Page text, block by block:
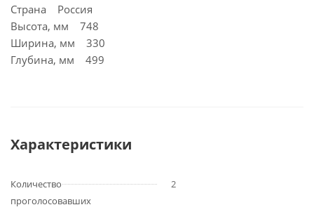
Страна Россия
Высота, мм 748
Ширина, мм 330
Глубина, мм 499
Характеристики
Количество
проголосовавших
2